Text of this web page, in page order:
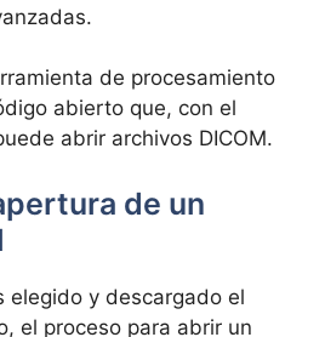
de procesamiento
abierto que, con el
abrir archivos DICOM.
de un
elegido y descargado el
el proceso para abrir un